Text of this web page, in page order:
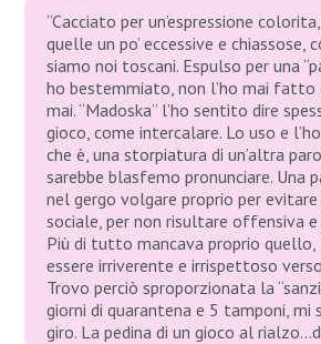
“Cacciato per un’espressione
quelle un po’ eccessive e chiassose,
siamo noi toscani. Espulso per una
ho bestemmiato, non l’ho mai fatto
mai. “Madoska” l’ho sentito dire
gioco, come intercalare. Lo uso e
che è, una storpiatura di un’altra
sarebbe blasfemo pronunciare. Una
nel gergo volgare proprio per evitare
sociale, per non risultare offensiva e
Più di tutto mancava proprio quello,
essere irriverente e irrispettoso
Trovo perciò sproporzionata la
giorni di quarantena e 5 tamponi, mi
giro. La pedina di un gioco al